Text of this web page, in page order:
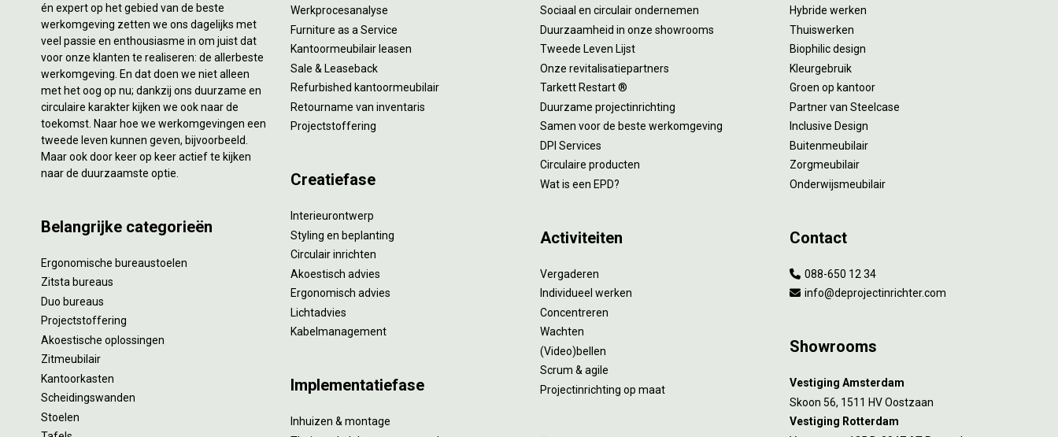
én expert op het gebied van de beste
werkomgeving zetten we ons dagelijks met
veel passie en enthousiasme in om juist dat
voor onze klanten te realiseren: de allerbeste
werkomgeving. En dat doen we niet alleen
met het oog op nu; dankzij ons duurzame en
circulaire karakter kijken we ook naar de
toekomst. Naar hoe we werkomgevingen een
tweede leven kunnen geven, bijvoorbeeld.
Maar ook door keer op keer actief te kijken
naar de duurzaamste optie.
Belangrijke categorieën
Ergonomische bureaustoelen
Zitsta bureaus
Duo bureaus
Projectstoffering
Akoestische oplossingen
Zitmeubilair
Kantoorkasten
Scheidingswanden
Stoelen
Werkprocesanalyse
Furniture as a Service
Kantoormeubilair leasen
Sale & Leaseback
Refurbished kantoormeubilair
Retourname van inventaris
Projectstoffering
Creatiefase
Interieurontwerp
Styling en beplanting
Circulair inrichten
Akoestisch advies
Ergonomisch advies
Lichtadvies
Kabelmanagement
Implementatiefase
Inhuizen & montage
Sociaal en circulair ondernemen
Duurzaamheid in onze showrooms
Tweede Leven Lijst
Onze revitalisatiepartners
Tarkett Restart ®
Duurzame projectinrichting
Samen voor de beste werkomgeving
DPI Services
Circulaire producten
Wat is een EPD?
Activiteiten
Vergaderen
Individueel werken
Concentreren
Wachten
(Video)bellen
Scrum & agile
Projectinrichting op maat
Hybride werken
Thuiswerken
Biophilic design
Kleurgebruik
Groen op kantoor
Partner van Steelcase
Inclusive Design
Buitenmeubilair
Zorgmeubilair
Onderwijsmeubilair
Contact
088-650 12 34
info@deprojectinrichter.com
Showrooms
Vestiging Amsterdam
Skoon 56, 1511 HV Oostzaan
Vestiging Rotterdam